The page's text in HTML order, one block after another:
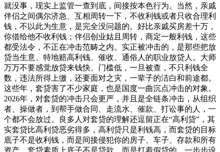
就没事，现实上监管一查到底，间接按本色行为。当然，亲戚
伴侣之间偶尔济急、互相周转一下，不收利钱或者只收合理利
钱，不以此为生意，是完全没问题的。好比亲戚买房差十万，
你借给他不收利钱；伴侣创业姑且周转，商定一般利钱，这些
都受法令，不正在冲击范畴之内。实正被冲击的，是那些把放
贷当生意、特地赔高利钱、催收、通俗人的职业放贷人。大师
万万不要感觉放贷来钱快、门槛低，一旦被查，不只利钱全
数，违法所得上缴，还要面对之灾，一辈子的洁白和前途都。
这些年，套贷害了不少家庭，也是国度一曲沉点冲击的对象。
2026年，对套贷的冲击只会更严，并且是全链条冲击，从组织
者、操做者，到帮手做合同、走流水、催款、打讼事的人，一
个都不会放过。良多人对套贷的理解还逗留正在“高利贷”，其
实套贷比高利贷恶劣得多，高利贷只是利钱高，而套贷的目标
底子不是收利钱，而是间接侵犯你的房子、车子、存款和所有
资产。套贷素质上底子不是贷款，而是打着假贷的，一步步设